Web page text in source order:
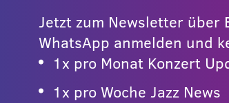
Jetzt zum Newsletter über
WhatsApp anmelden und
1x pro Monat Konzert
1x pro Woche Jazz News